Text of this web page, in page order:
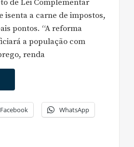
de Lei Complementar
isenta a carne de impostos,
pontos. “A reforma
a população com
renda
Facebook WhatsApp